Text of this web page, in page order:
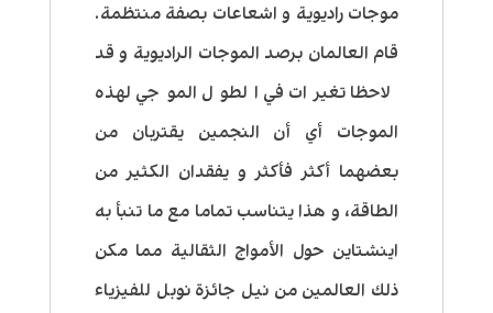
موجات راديوية و اشعاعات بصفة منتظمة.
قام العالمان برصد الموجات الراديوية و قد
لاحظا تغيرات في الطول الموجي لهذه
الموجات أي أن النجمين يقتربان من
بعضهما أكثر فأكثر و يفقدان الكثير من
الطاقة، و هذا يتناسب تماما مع ما تنبأ به
اينشتاين حول الأمواج الثقالية مما مكن
ذلك العالمين من نيل جائزة نوبل للفيزياء